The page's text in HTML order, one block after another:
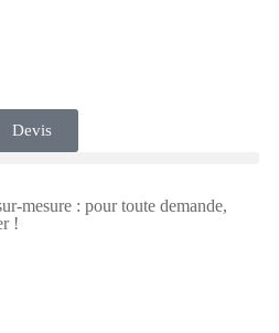
Devis
mesure : pour toute demande,
!